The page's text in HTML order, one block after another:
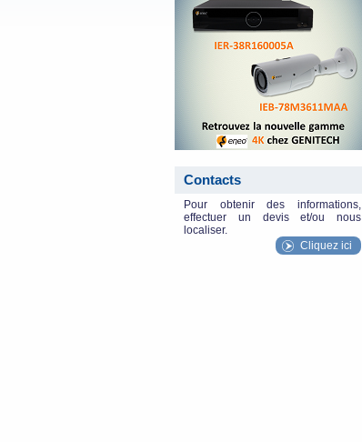
Contacts
Pour obtenir des informations,
effectuer un devis et/ou nous
localiser.
Cliquez ici